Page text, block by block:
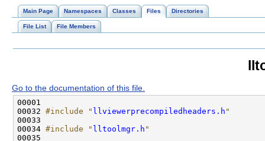
Main Page Namespaces Classes Files Directories
File List File Members
Go to the documentation of this file.
00032 #include " llviewerprecompiledheaders.h "
00034 #include " lltoolmgr.h "